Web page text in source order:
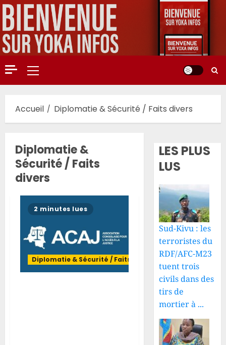
Aller
au
contenu
Menu
principal
Accueil Diplomatie & Sécurité / Faits divers
Diplomatie &
Sécurité / Faits
divers
2 minutes lues
Diplomatie & Sécurité / Faits divers
LES PLUS
LUS
Sud-Kivu : les
terroristes du
RDF/AFC-M23
tuent trois
civils dans des
tirs de
mortier à ...